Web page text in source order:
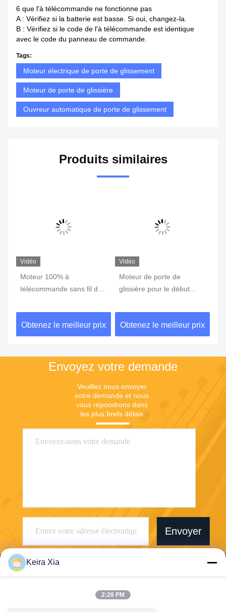
6 que l'à télécommande ne fonctionne pas
A : Vérifiez si la batterie est basse. Si oui, changez-la.
B : Vérifiez si le code de l'à télécommande est identique
avec le code du panneau de commande.
Tags:
Moteur électrique de porte de glissement
Moteur de porte de glissière
Ouvreur automatique de porte de glissement
Produits similaires
Vidéo
Moteur 100% à
télécommande sans fil de
moteur de porte de
glissement
Obtenez le meilleur prix
Vidéo
Moteur de porte de
glissière pour le début
moteur à courant alternatif
De la porte de glissement
1800KG
Obtenez le meilleur prix
Envoyez votre demande
Veuillez nous envoyer
votre demande et nous
vous répondrons dans
les plus brefs délais.
Envoyer
Keira Xia
2:28 PM